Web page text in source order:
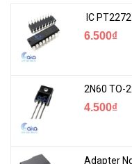
IC PT2272
6.500₫
2N60 TO-
4.500₫